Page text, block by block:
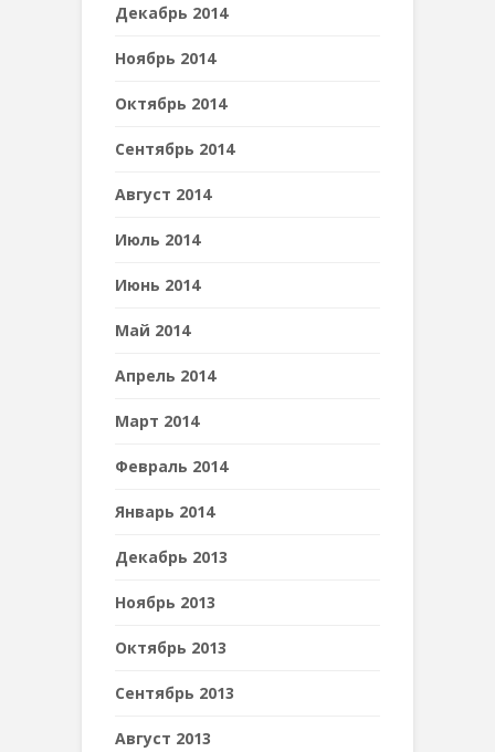
Декабрь 2014
Ноябрь 2014
Октябрь 2014
Сентябрь 2014
Август 2014
Июль 2014
Июнь 2014
Май 2014
Апрель 2014
Март 2014
Февраль 2014
Январь 2014
Декабрь 2013
Ноябрь 2013
Октябрь 2013
Сентябрь 2013
Август 2013